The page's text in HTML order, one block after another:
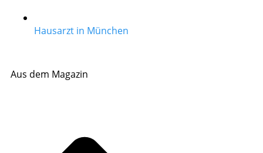
Hausarzt in München
Aus dem Magazin